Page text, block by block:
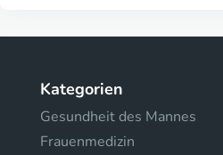
Kategorien
Gesundheit des Mannes
Frauenmedizin